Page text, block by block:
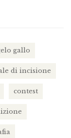
gallo
di incisione
contest